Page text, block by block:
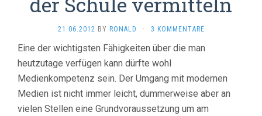
21.06.2012 BY RONALD · 3 KOMMENTARE
Eine der wichtigsten Fähigkeiten über die man
heutzutage verfügen kann dürfte wohl
Medienkompetenz sein. Der Umgang mit modernen
Medien ist nicht immer leicht, dummerweise aber an
vielen Stellen eine Grundvoraussetzung um am